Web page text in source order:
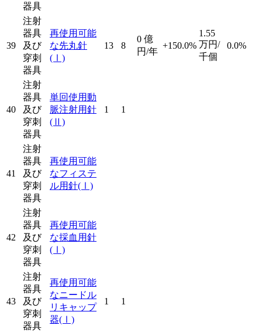
器具
39
注射
器具
及び
穿刺
器具
再使用可能
な先丸針
(Ⅰ)
13 8
0 億
円/年
+150.0%
1.55
万円/
千個
0.0%
40
注射
器具
及び
穿刺
器具
単回使用動
脈注射用針
(Ⅱ)
1 1
41
注射
器具
及び
穿刺
器具
再使用可能
なフィステ
ル用針(Ⅰ)
42
注射
器具
及び
穿刺
器具
再使用可能
な採血用針
(Ⅰ)
43
注射
器具
及び
穿刺
器具
再使用可能
なニードル
リキャップ
器(Ⅰ)
1 1